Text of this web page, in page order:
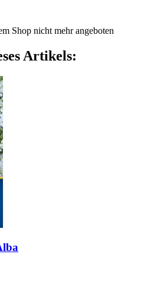
Shop nicht mehr angeboten
Artikels: